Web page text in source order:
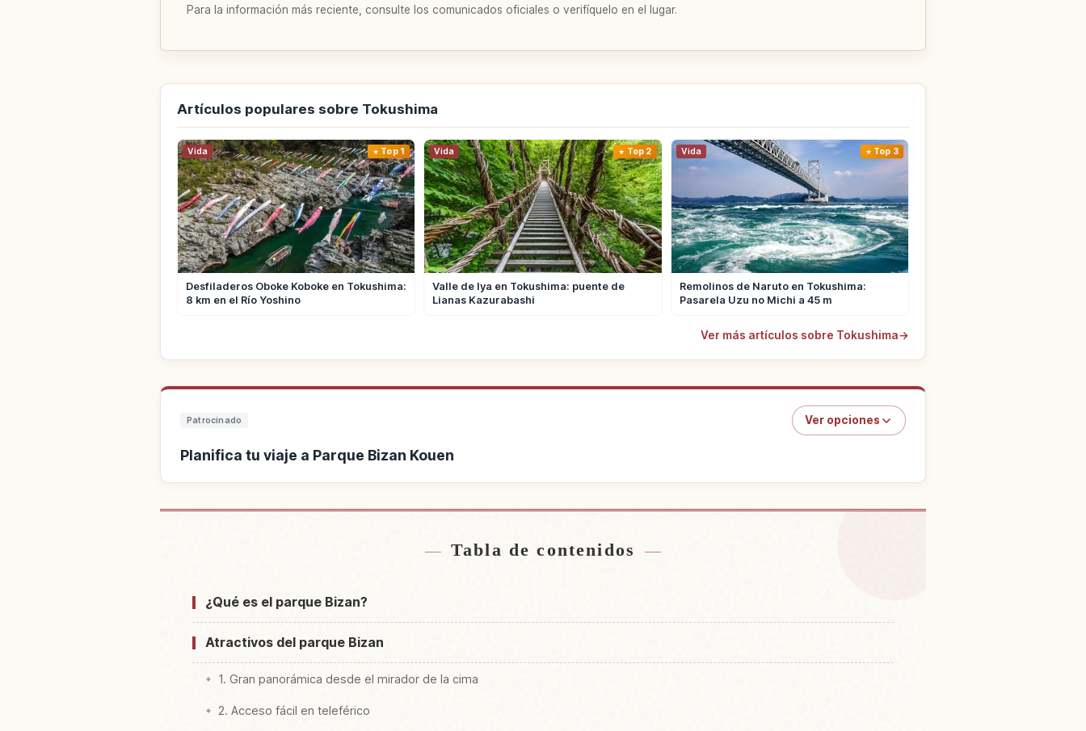
Para la información más reciente, consulte los comunicados oficiales o verifíquelo en el lugar.
Artículos populares sobre Tokushima
Vida Top 1
Desfiladeros Oboke Koboke en Tokushima:
8 km en el Río Yoshino
Vida Top 2
Valle de Iya en Tokushima: puente de
Lianas Kazurabashi
Vida Top 3
Remolinos de Naruto en Tokushima:
Pasarela Uzu no Michi a 45 m
Ver más artículos sobre Tokushima→
Patrocinado Ver opciones
Planifica tu viaje a Parque Bizan Kouen
Tabla de contenidos
¿Qué es el parque Bizan?
Atractivos del parque Bizan
1. Gran panorámica desde el mirador de la cima
2. Acceso fácil en teleférico